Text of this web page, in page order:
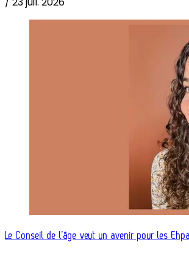
Le Conseil de l’âge veut un avenir pour les